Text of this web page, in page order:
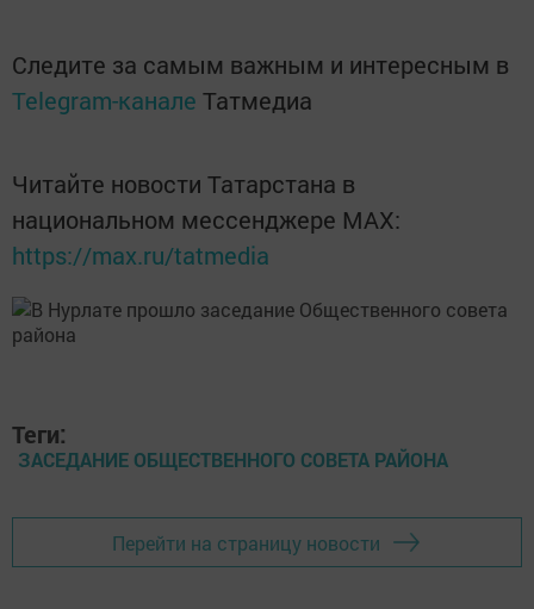
Следите за самым важным и интересным в
Telegram-канале Татмедиа
Читайте новости Татарстана в
национальном мессенджере MАХ:
https://max.ru/tatmedia
Теги:
ЗАСЕДАНИЕ ОБЩЕСТВЕННОГО СОВЕТА РАЙОНА
Перейти на страницу новости